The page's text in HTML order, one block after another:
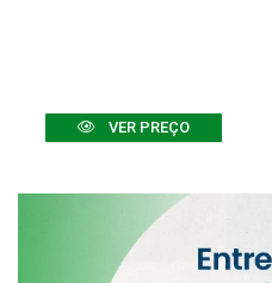
VER PREÇO